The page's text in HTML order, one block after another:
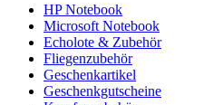
HP Notebook
Microsoft Notebook
Echolote & Zubehör
Fliegenzubehör
Geschenkartikel
Geschenkgutscheine